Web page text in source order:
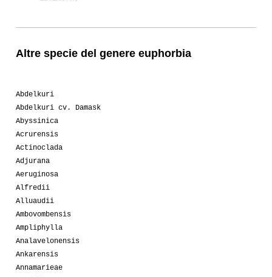
Altre specie del genere euphorbia
Abdelkuri
Abdelkuri cv. Damask
Abyssinica
Acrurensis
Actinoclada
Adjurana
Aeruginosa
Alfredii
Alluaudii
Ambovombensis
Ampliphylla
Analavelonensis
Ankarensis
Annamarieae